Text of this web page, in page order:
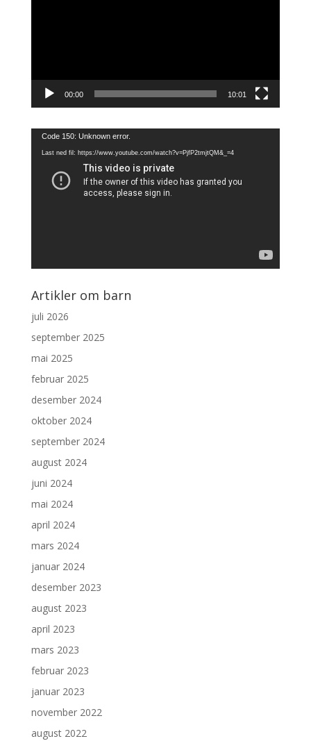
00:00 10:01
Videoavspiller
Code 150: Unknown error.
Last ned fil: https://www.youtube.com/watch?v=PjfP2tmjtQM&_=4
Artikler om barn
juli 2026
september 2025
mai 2025
februar 2025
desember 2024
oktober 2024
september 2024
august 2024
juni 2024
mai 2024
april 2024
mars 2024
januar 2024
desember 2023
august 2023
april 2023
mars 2023
februar 2023
januar 2023
november 2022
august 2022